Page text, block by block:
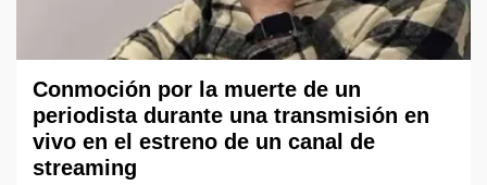
Conmoción por la muerte de un
periodista durante una transmisión en
vivo en el estreno de un canal de
streaming